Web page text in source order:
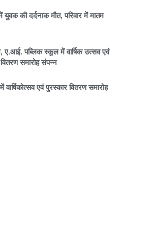
युवक की दर्दनाक मौत, परिवार में मातम
ए.आई. पब्लिक स्कूल में वार्षिक उत्सव एवं
समारोह संपन्न
वार्षिकोत्सव एवं पुरस्कार वितरण समारोह